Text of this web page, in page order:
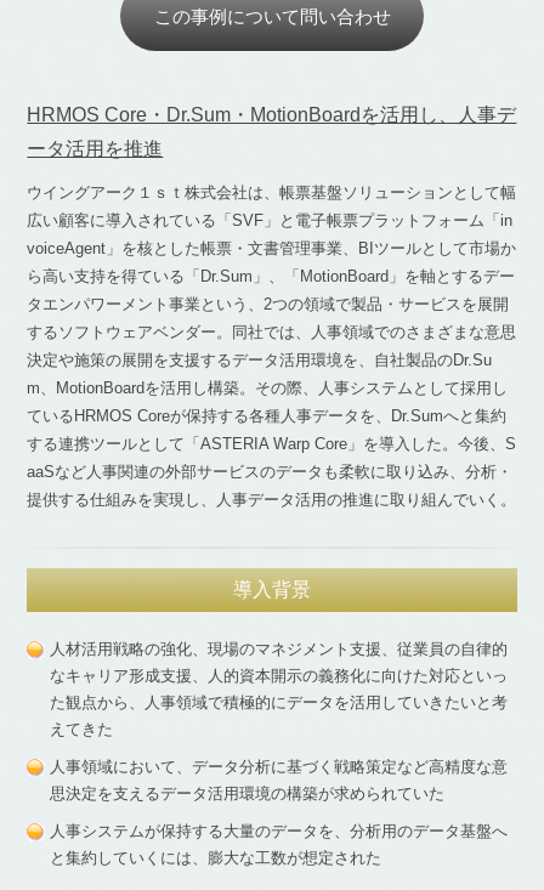
この事例について問い合わせ
HRMOS Core・Dr.Sum・MotionBoardを活用し、人事デ
ータ活用を推進
ウイングアーク１ｓｔ株式会社は、帳票基盤ソリューションとして幅
広い顧客に導入されている「SVF」と電子帳票プラットフォーム「in
voiceAgent」を核とした帳票・文書管理事業、BIツールとして市場か
ら高い支持を得ている「Dr.Sum」、「MotionBoard」を軸とするデー
タエンパワーメント事業という、2つの領域で製品・サービスを展開
するソフトウェアベンダー。同社では、人事領域でのさまざまな意思
決定や施策の展開を支援するデータ活用環境を、自社製品のDr.Su
m、MotionBoardを活用し構築。その際、人事システムとして採用し
ているHRMOS Coreが保持する各種人事データを、Dr.Sumへと集約
する連携ツールとして「ASTERIA Warp Core」を導入した。今後、S
aaSなど人事関連の外部サービスのデータも柔軟に取り込み、分析・
提供する仕組みを実現し、人事データ活用の推進に取り組んでいく。
導入背景
人材活用戦略の強化、現場のマネジメント支援、従業員の自律的
なキャリア形成支援、人的資本開示の義務化に向けた対応といっ
た観点から、人事領域で積極的にデータを活用していきたいと考
えてきた
人事領域において、データ分析に基づく戦略策定など高精度な意
思決定を支えるデータ活用環境の構築が求められていた
人事システムが保持する大量のデータを、分析用のデータ基盤へ
と集約していくには、膨大な工数が想定された